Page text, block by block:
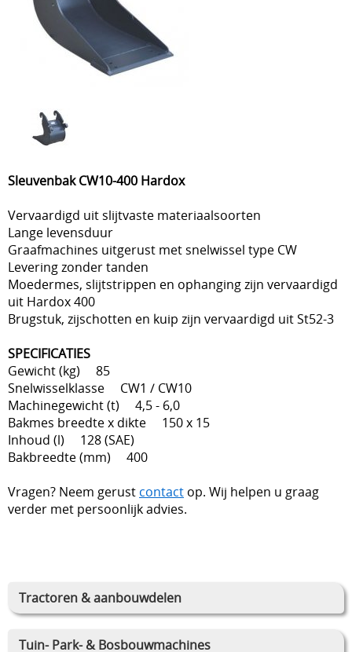
Tractoren & aanbouwdelen
Tuin- Park- & Bosbouwmachines
Sleuvenbak CW10-400 Hardox
Vervaardigd uit slijtvaste materiaalsoorten
Lange levensduur
Graafmachines uitgerust met snelwissel type CW
Levering zonder tanden
Moedermes, slijtstrippen en ophanging zijn vervaardigd
uit Hardox 400
Brugstuk, zijschotten en kuip zijn vervaardigd uit St52-3
SPECIFICATIES
Gewicht (kg) 85
Snelwisselklasse CW1 / CW10
Machinegewicht (t) 4,5 - 6,0
Bakmes breedte x dikte 150 x 15
Inhoud (l) 128 (SAE)
Bakbreedte (mm) 400
Vragen? Neem gerust contact op. Wij helpen u graag
verder met persoonlijk advies.